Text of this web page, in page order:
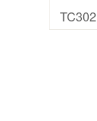
TC302